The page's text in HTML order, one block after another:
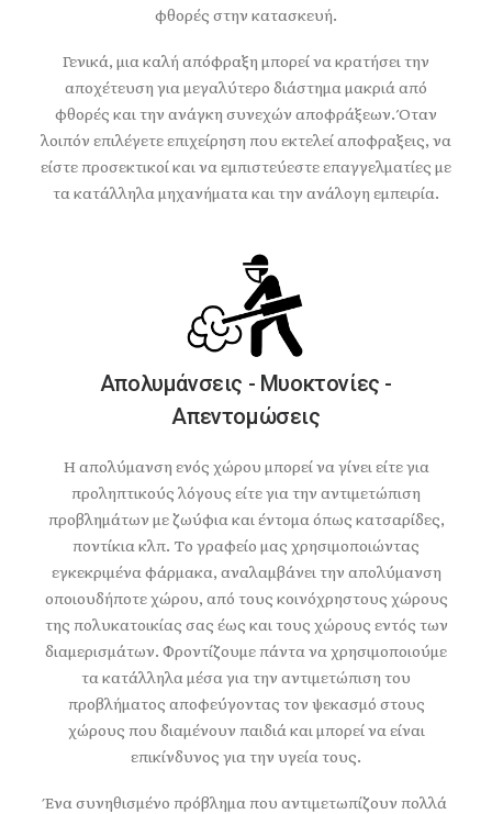
φθορές στην κατασκευή.
Γενικά, μια καλή απόφραξη μπορεί να κρατήσει την
αποχέτευση για μεγαλύτερο διάστημα μακριά από
φθορές και την ανάγκη συνεχών αποφράξεων. Όταν
λοιπόν επιλέγετε επιχείρηση που εκτελεί αποφραξεις, να
είστε προσεκτικοί και να εμπιστεύεστε επαγγελματίες με
τα κατάλληλα μηχανήματα και την ανάλογη εμπειρία.
Απολυμάνσεις - Μυοκτονίες -
Απεντομώσεις
Η απολύμανση ενός χώρου μπορεί να γίνει είτε για
προληπτικούς λόγους είτε για την αντιμετώπιση
προβλημάτων με ζωύφια και έντομα όπως κατσαρίδες,
ποντίκια κλπ. Το γραφείο μας χρησιμοποιώντας
εγκεκριμένα φάρμακα, αναλαμβάνει την απολύμανση
οποιουδήποτε χώρου, από τους κοινόχρηστους χώρους
της πολυκατοικίας σας έως και τους χώρους εντός των
διαμερισμάτων. Φροντίζουμε πάντα να χρησιμοποιούμε
τα κατάλληλα μέσα για την αντιμετώπιση του
προβλήματος αποφεύγοντας τον ψεκασμό στους
χώρους που διαμένουν παιδιά και μπορεί να είναι
επικίνδυνος για την υγεία τους.
Ένα συνηθισμένο πρόβλημα που αντιμετωπίζουν πολλά